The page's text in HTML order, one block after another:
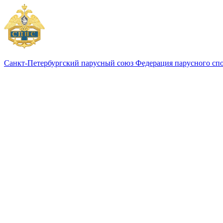
Санкт-Петербургский парусный союз Федерация парусного